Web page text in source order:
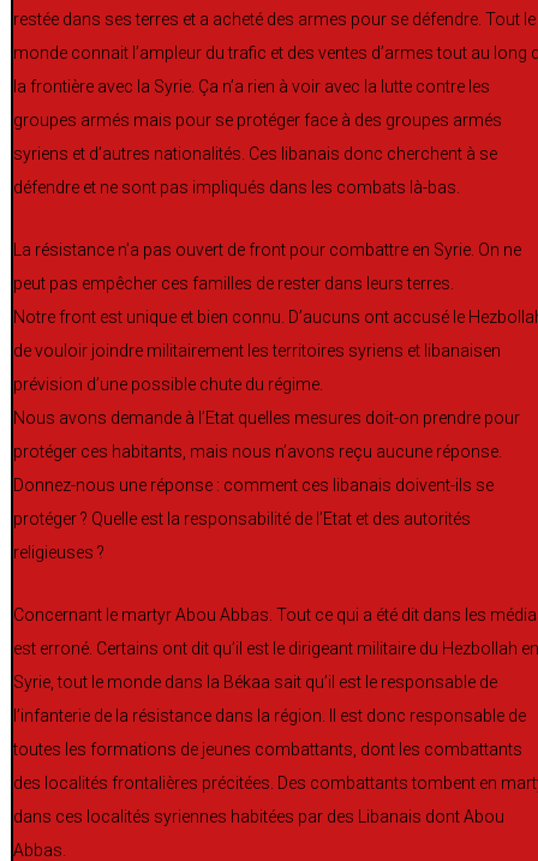
restée dans ses terres et a acheté des armes pour se défendre. Tout le
monde connait l’ampleur du trafic et des ventes d’armes tout au long
la frontière avec la Syrie. Ça n’a rien à voir avec la lutte contre les
groupes armés mais pour se protéger face à des groupes armés
syriens et d’autres nationalités. Ces libanais donc cherchent à se
défendre et ne sont pas impliqués dans les combats là-bas.
La résistance n’a pas ouvert de front pour combattre en Syrie. On ne
peut pas empêcher ces familles de rester dans leurs terres.
Notre front est unique et bien connu. D’aucuns ont accusé le
de vouloir joindre militairement les territoires syriens et libanaisen
prévision d’une possible chute du régime.
Nous avons demande à l’Etat quelles mesures doit-on prendre pour
protéger ces habitants, mais nous n’avons reçu aucune réponse.
Donnez-nous une réponse : comment ces libanais doivent-ils se
protéger ? Quelle est la responsabilité de l’Etat et des autorités
religieuses ?
Concernant le martyr Abou Abbas. Tout ce qui a été dit dans les
est erroné. Certains ont dit qu’il est le dirigeant militaire du Hezbollah en
Syrie, tout le monde dans la Békaa sait qu’il est le responsable de
l’infanterie de la résistance dans la région. Il est donc responsable de
toutes les formations de jeunes combattants, dont les combattants
des localités frontalières précitées. Des combattants tombent en
dans ces localités syriennes habitées par des Libanais dont Abou
Abbas.